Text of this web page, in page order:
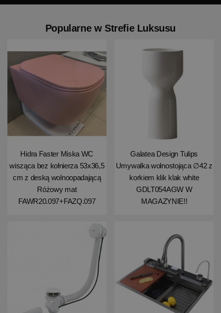
Popularne w Strefie Luksusu
Hidra Faster Miska WC
wisząca bez kołnierza 53x36,5
cm z deską wolnoopadającą
Różowy mat
FAWR20.097+FAZQ.097
Galatea Design Tulips
Umywalka wolnostojąca ∅42 z
korkiem klik klak white
GDLT054AGW W
MAGAZYNIE!!